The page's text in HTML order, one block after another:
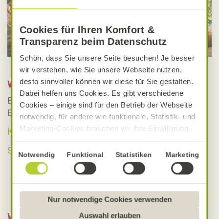
Cookies für Ihren Komfort &
Transparenz beim Datenschutz
Schön, dass Sie unsere Seite besuchen! Je besser
wir verstehen, wie Sie unsere Webseite nutzen,
desto sinnvoller können wir diese für Sie gestalten.
Dabei helfen uns Cookies. Es gibt verschiedene
Cookies – einige sind für den Betrieb der Webseite
notwendig, für andere wie funktionale, Statistik- und
Marketing-Cookies brauchen wir Ihre Einwilligung.
Das optimale Nutzererlebnis erhalten Sie, wenn Sie
„Alle Cookies erlauben“ anklicken. Ihre Einwilligung
umfasst in diesem Fall auch den Einsatz von
Dienstleistern in Drittländern, die kein mit der EU
Sofern personenbezogene Daten dorthin übermittelt
werden, besteht das Risiko, dass diese erfasst und
Einwilligungsauswahl
Notwendig Funktional Statistiken Marketing
Auswahl erlauben
Nur notwendige Cookies verwenden
Weitere Rezeptvarianten
Entdecken Sie auch die weiteren Varianten des
Brötchen-Rezepts:
Karottenbrötchen
Spinatbrötchen